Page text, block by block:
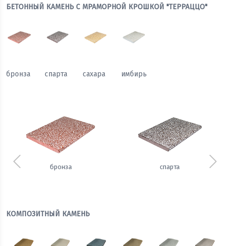
БЕТОННЫЙ КАМЕНЬ С МРАМОРНОЙ КРОШКОЙ "ТЕРРАЦЦО"
бронза спарта сахара имбирь
бронза спарта
Предыдущий
КОМПОЗИТНЫЙ КАМЕНЬ